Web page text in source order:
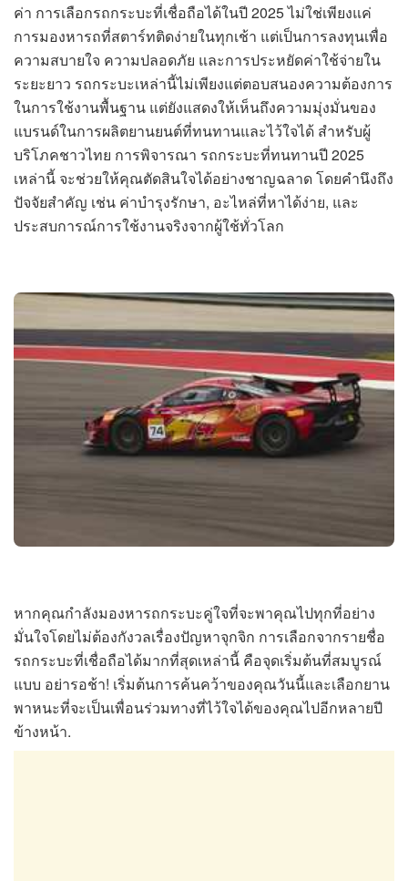
ค่า การเลือกรถกระบะที่เชื่อถือได้ในปี 2025 ไม่ใช่เพียงแค่
การมองหารถที่สตาร์ทติดง่ายในทุกเช้า แต่เป็นการลงทุนเพื่อ
ความสบายใจ ความปลอดภัย และการประหยัดค่าใช้จ่ายใน
ระยะยาว รถกระบะเหล่านี้ไม่เพียงแต่ตอบสนองความต้องการ
ในการใช้งานพื้นฐาน แต่ยังแสดงให้เห็นถึงความมุ่งมั่นของ
แบรนด์ในการผลิตยานยนต์ที่ทนทานและไว้ใจได้ สำหรับผู้
บริโภคชาวไทย การพิจารณา รถกระบะที่ทนทานปี 2025
เหล่านี้ จะช่วยให้คุณตัดสินใจได้อย่างชาญฉลาด โดยคำนึงถึง
ปัจจัยสำคัญ เช่น ค่าบำรุงรักษา, อะไหล่ที่หาได้ง่าย, และ
ประสบการณ์การใช้งานจริงจากผู้ใช้ทั่วโลก
หากคุณกำลังมองหารถกระบะคู่ใจที่จะพาคุณไปทุกที่อย่าง
มั่นใจโดยไม่ต้องกังวลเรื่องปัญหาจุกจิก การเลือกจากรายชื่อ
รถกระบะที่เชื่อถือได้มากที่สุดเหล่านี้ คือจุดเริ่มต้นที่สมบูรณ์
แบบ อย่ารอช้า! เริ่มต้นการค้นคว้าของคุณวันนี้และเลือกยาน
พาหนะที่จะเป็นเพื่อนร่วมทางที่ไว้ใจได้ของคุณไปอีกหลายปี
ข้างหน้า.